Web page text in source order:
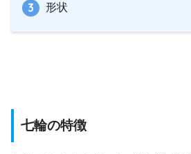
形状
七輪の特徴